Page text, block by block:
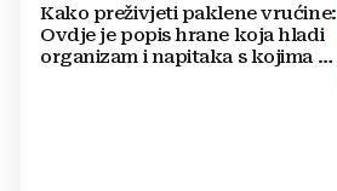
Kako preživjeti paklene vrućine:
Ovdje je popis hrane koja hladi
organizam i napitaka s kojima si